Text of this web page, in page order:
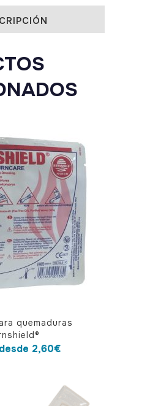
quemaduras
2,60€